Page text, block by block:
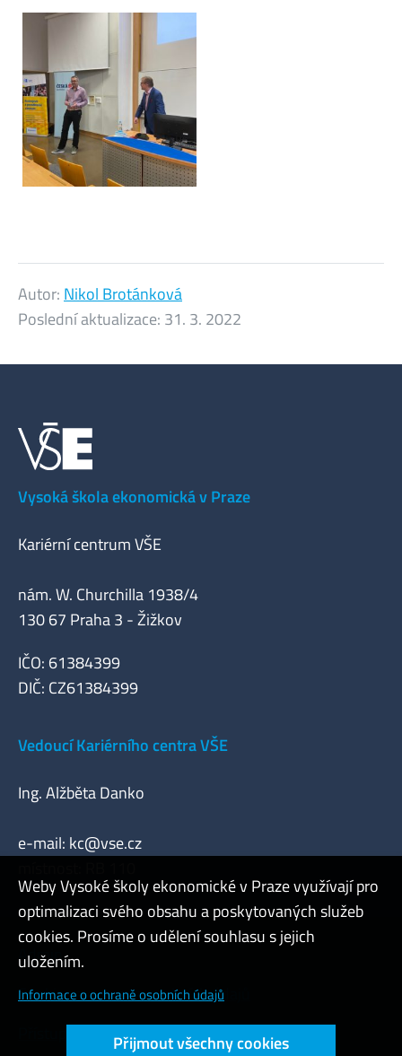
Autor: Nikol Brotánková
Poslední aktualizace: 31. 3. 2022
Vysoká škola ekonomická v Praze
Kariérní centrum VŠE
nám. W. Churchilla 1938/4
130 67 Praha 3 - Žižkov
IČO: 61384399
DIČ: CZ61384399
Vedoucí Kariérního centra VŠE
Ing. Alžběta Danko
e-mail: kc@vse.cz
Admin
Cookies a ochrana osobních údajů
Přístupnost webu
Weby Vysoké školy ekonomické v Praze využívají pro
optimalizaci svého obsahu a poskytovaných služeb
cookies. Prosíme o udělení souhlasu s jejich
uložením.
Informace o ochraně osobních údajů
Přijmout všechny cookies